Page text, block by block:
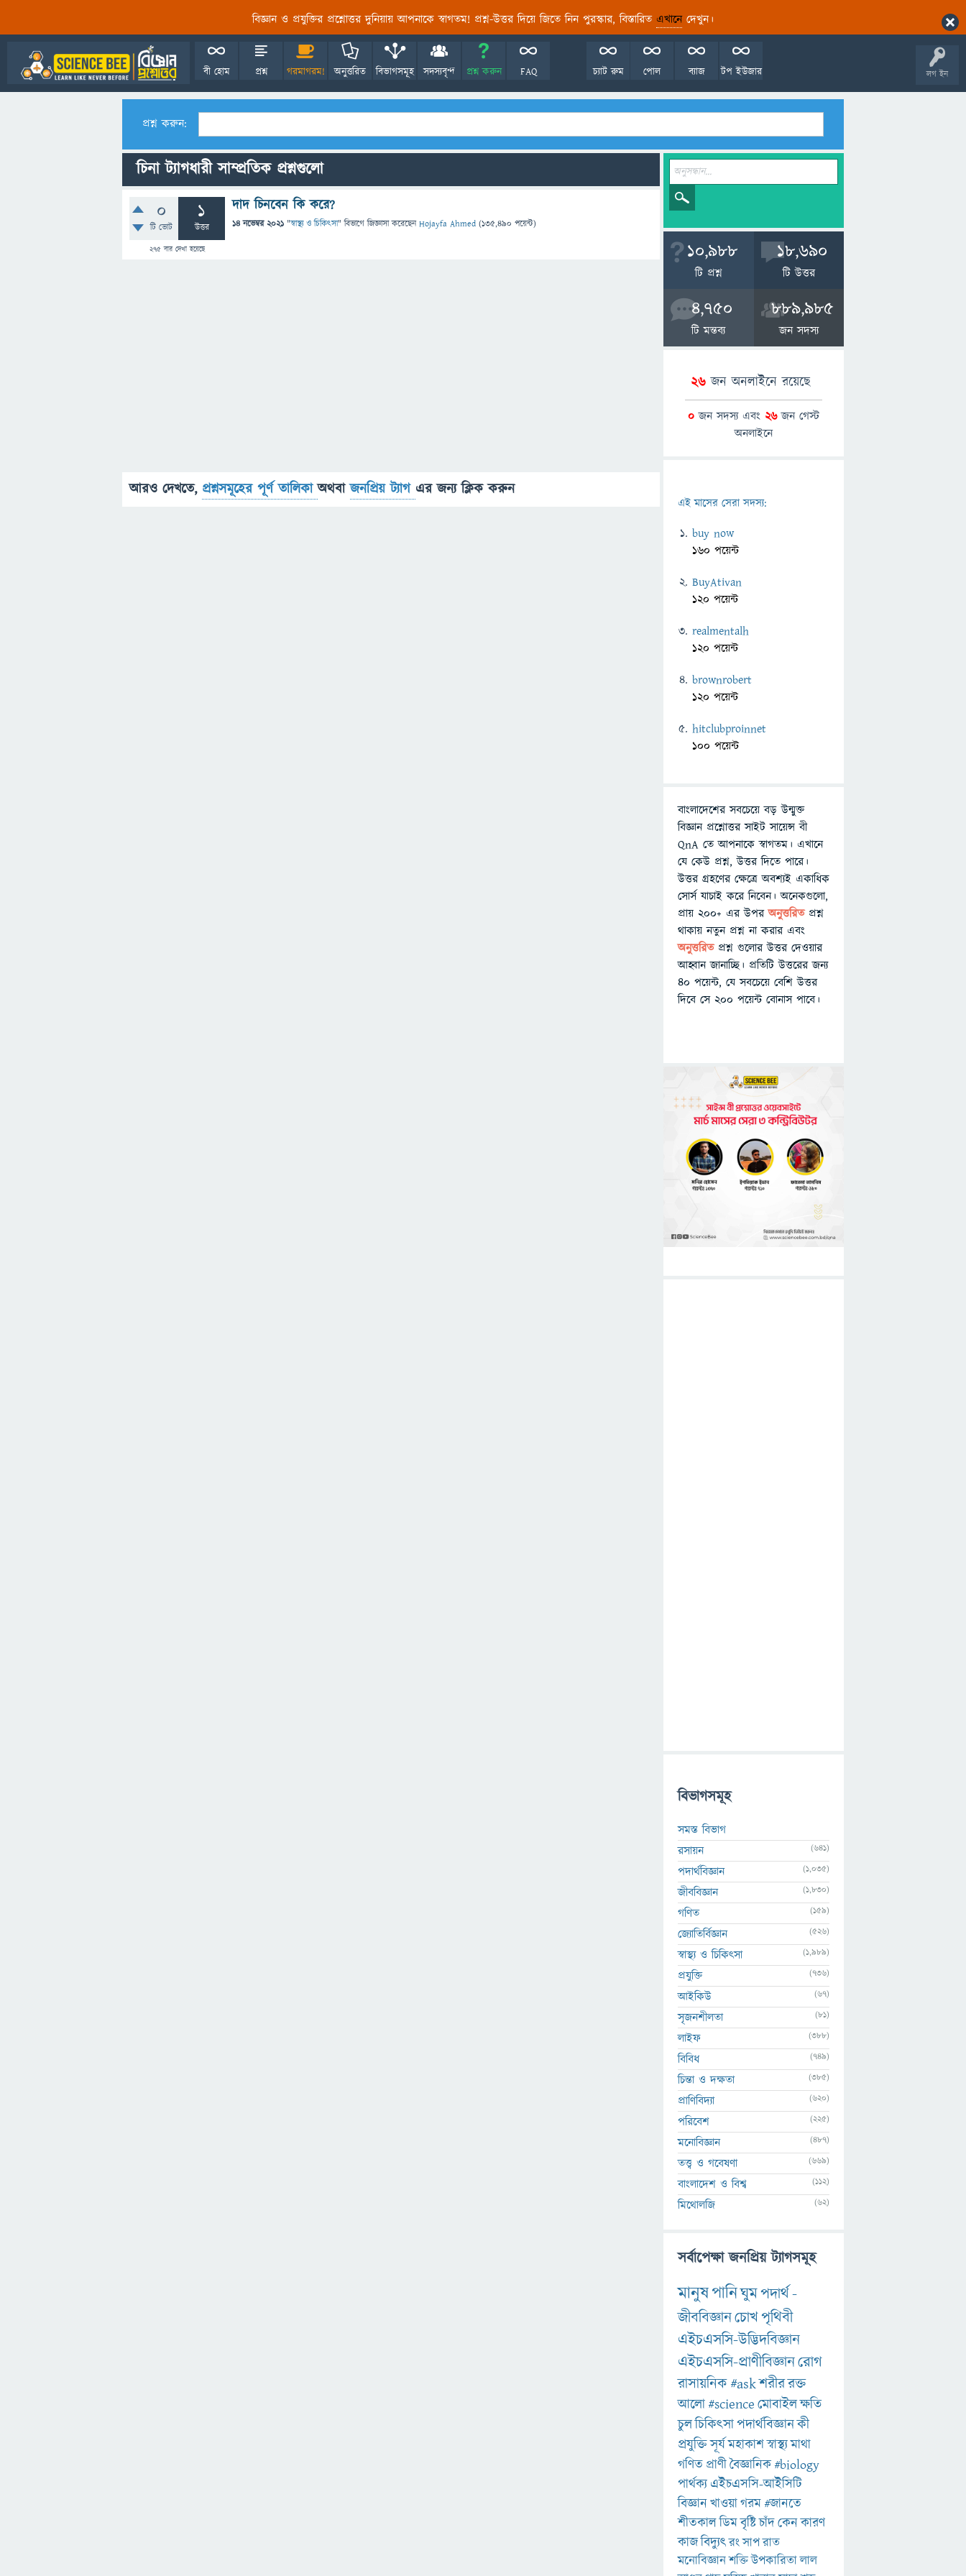
বিজ্ঞান ও প্রযুক্তির প্রশ্নোত্তর দুনিয়ায় আপনাকে স্বাগতম! প্রশ্ন-উত্তর দিয়ে জিতে নিন পুরস্কার, বিস্তারিত এখানেদেখুন।
লগ ইন
বী হোম প্রশ্ন গরমাগরম! অনুত্তরিত বিভাগসমূহ সদস্যবৃন্দ প্রশ্ন করুন FAQ টপ ইউজার
ব্যাজ
পোল
চ্যাট রুম
প্রশ্ন করুন:
চিনা ট্যাগধারী সাম্প্রতিক প্রশ্নগুলো
0
টি ভোট
1
উত্তর
275 বার দেখা হয়েছে
দাদ চিনবেন কি করে?
14 নভেম্বর 2021 "স্বাস্থ্য ও চিকিৎসা" বিভাগে জিজ্ঞাসাকরেছেনHojayfa Ahmed (135,490 পয়েন্ট)
আরও দেখতে, প্রশ্নসমূহের পূর্ণ তালিকাঅথবাজনপ্রিয় ট্যাগ এর জন্য ক্লিক করুন
10,988
টি প্রশ্ন
18,690
টি উত্তর
4,750
টি মন্তব্য
889,985
জন সদস্য
26 জন অনলাইনে রয়েছে
0 জন সদস্য এবং 26জন গেস্ট
অনলাইনে
এই মাসের সেরা সদস্য:
buy now
160 পয়েন্ট
BuyAtivan
120 পয়েন্ট
realmentalh
120 পয়েন্ট
brownrobert
120 পয়েন্ট
hitclubproinnet
100 পয়েন্ট
বাংলাদেশের সবচেয়ে বড় উন্মুক্ত
বিজ্ঞান প্রশ্নোত্তর সাইট সায়েন্স বী
QnA তে আপনাকে স্বাগতম। এখানে
যে কেউ প্রশ্ন, উত্তর দিতে পারে।
উত্তর গ্রহণের ক্ষেত্রে অবশ্যই একাধিক
সোর্স যাচাই করে নিবেন। অনেকগুলো,
প্রায় ২০০+ এর উপরঅনুত্তরিতপ্রশ্ন
থাকায় নতুন প্রশ্ন না করার এবং
অনুত্তরিত প্রশ্ন গুলোর উত্তর দেওয়ার
আহ্বান জানাচ্ছি। প্রতিটি উত্তরের জন্য
৪০ পয়েন্ট, যে সবচেয়ে বেশি উত্তর
দিবে সে ২০০ পয়েন্ট বোনাস পাবে।
বিভাগসমূহ
সমস্ত বিভাগ
রসায়ন
(641)
পদার্থবিজ্ঞান (1,035)
জীববিজ্ঞান (1,830)
গণিত (159)
জ্যোতির্বিজ্ঞান (526)
স্বাস্থ্য ও চিকিৎসা (1,989)
প্রযুক্তি (736)
আইকিউ (67)
সৃজনশীলতা (81)
লাইফ (388)
বিবিধ (749)
চিন্তা ও দক্ষতা (385)
প্রাণিবিদ্যা (620)
পরিবেশ (225)
মনোবিজ্ঞান (487)
তত্ত্ব ও গবেষণা (669)
বাংলাদেশ ও বিশ্ব (112)
মিথোলজি (62)
সর্বাপেক্ষা জনপ্রিয় ট্যাগসমূহ
মানুষপানিঘুমপদার্থ-
জীববিজ্ঞানচোখপৃথিবী
এইচএসসি-উদ্ভিদবিজ্ঞান
এইচএসসি-প্রাণীবিজ্ঞানরোগ
রাসায়নিক#askশরীররক্ত
আলো#scienceমোবাইলক্ষতি
চুলচিকিৎসাপদার্থবিজ্ঞানকী
প্রযুক্তিসূর্যমহাকাশস্বাস্থ্যমাথা
গণিত প্রাণীবৈজ্ঞানিক#biology
পার্থক্য এইচএসসি-আইসিটি
বিজ্ঞানখাওয়াগরম#জানতে
শীতকালডিমবৃষ্টিচাঁদকেনকারণ
কাজবিদ্যুৎরংসাপরাত
মনোবিজ্ঞানশক্তিউপকারিতালাল